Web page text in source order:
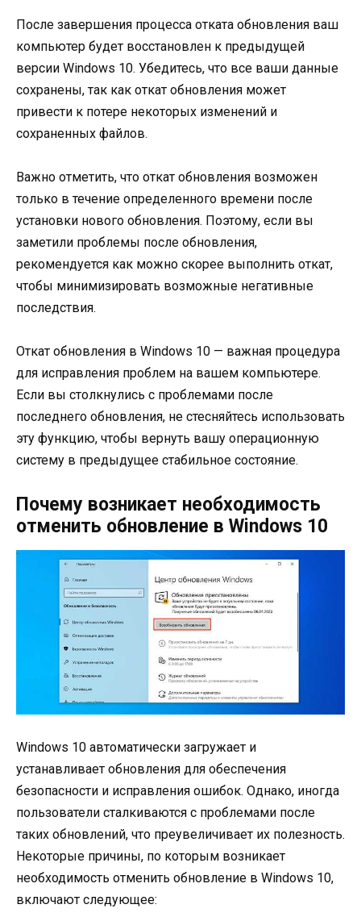
После завершения процесса отката обновления ваш
компьютер будет восстановлен к предыдущей
версии Windows 10. Убедитесь, что все ваши данные
сохранены, так как откат обновления может
привести к потере некоторых изменений и
сохраненных файлов.
Важно отметить, что откат обновления возможен
только в течение определенного времени после
установки нового обновления. Поэтому, если вы
заметили проблемы после обновления,
рекомендуется как можно скорее выполнить откат,
чтобы минимизировать возможные негативные
последствия.
Откат обновления в Windows 10 — важная процедура
для исправления проблем на вашем компьютере.
Если вы столкнулись с проблемами после
последнего обновления, не стесняйтесь использовать
эту функцию, чтобы вернуть вашу операционную
систему в предыдущее стабильное состояние.
Почему возникает необходимость
отменить обновление в Windows 10
Windows 10 автоматически загружает и
устанавливает обновления для обеспечения
безопасности и исправления ошибок. Однако, иногда
пользователи сталкиваются с проблемами после
таких обновлений, что преувеличивает их полезность.
Некоторые причины, по которым возникает
необходимость отменить обновление в Windows 10,
включают следующее: